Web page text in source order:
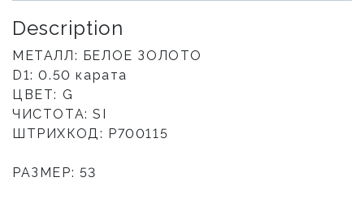
Description
МЕТАЛЛ: БЕЛОЕ ЗОЛОТО
D1: 0.50 карата
ЦВЕТ: G
ЧИСТОТА: SI
ШТРИХКОД: Р700115
РАЗМЕР: 53